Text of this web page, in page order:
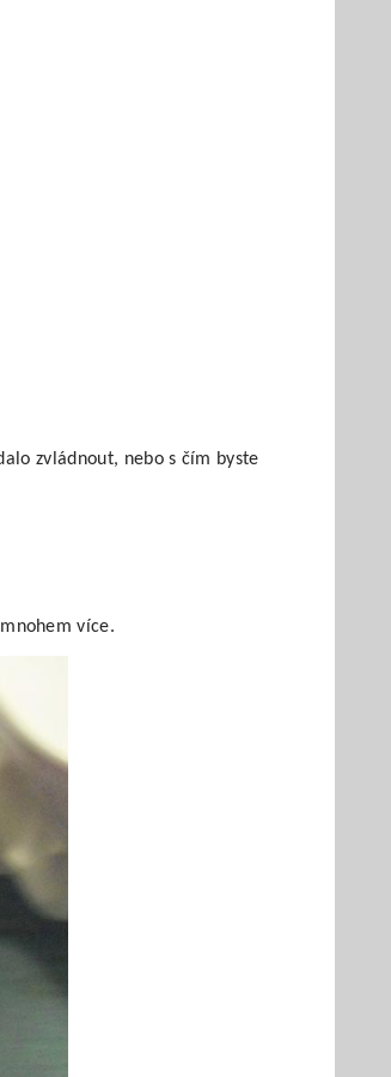
zvládnout, nebo s čím byste
více.